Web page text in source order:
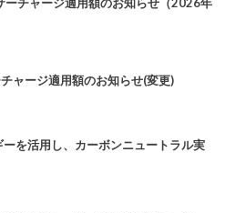
ャージ適用額のお知らせ(変更)
を活用し、カーボンニュートラル実